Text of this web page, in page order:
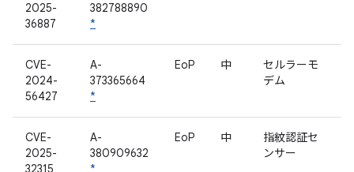
2025-
36887
382788890
*
CVE-
2024-
56427
A-
373365664
*
EoP 中
セルラーモ
デム
CVE-
2025-
32315
A-
380909632
*
EoP 中
指紋認証セ
ンサー